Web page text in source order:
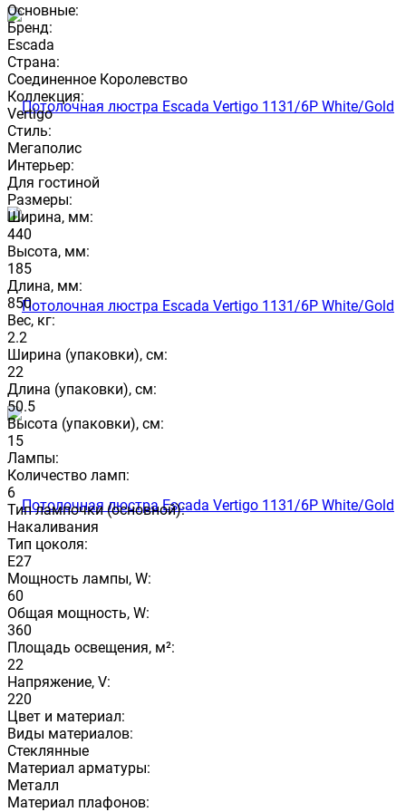
Основные:
Бренд:
Escada
Страна:
Соединенное Королевство
Коллекция:
Vertigo
Стиль:
Мегаполис
Интерьер:
Для гостиной
Размеры:
Ширина, мм:
440
Высота, мм:
185
Длина, мм:
850
Вес, кг:
2.2
Ширина (упаковки), см:
22
Длина (упаковки), см:
50.5
Высота (упаковки), см:
15
Лампы:
Количество ламп:
6
Тип лампочки (основной):
Накаливания
Тип цоколя:
E27
Мощность лампы, W:
60
Общая мощность, W:
360
Площадь освещения, м²:
22
Напряжение, V:
220
Цвет и материал:
Виды материалов:
Стеклянные
Материал арматуры:
Металл
Материал плафонов: